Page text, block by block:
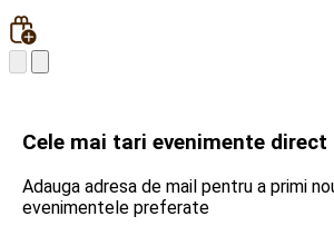
Cele mai tari evenimente
Adauga adresa de mail pentru a primi
evenimentele preferate